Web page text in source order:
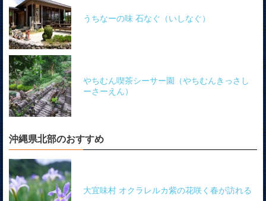
うちなーの味 石なぐ（いしなぐ）
やちむん喫茶シーサー園（やちむんきっさし
ーさーえん）
沖縄県北部のおすすめ
大宜味村 オクラレルカ紫の花咲く春が訪れる